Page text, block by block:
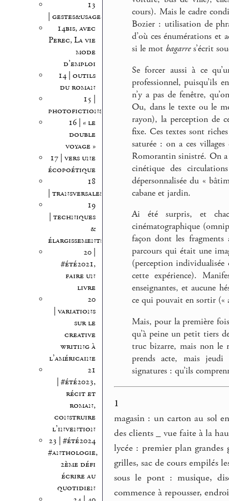
13
| gestes&usages
14bis, avec
Perec, La vie
mode
d’emploi
14 | outils
du roman
15 |
photofictions
16 | « le
double
voyage »
17 | vers une
écopoétique
18
| transversales
19
| techniques
&
élargissements
20 |
#été2021,
faire un
livre
20
| variations
sur le
creative
writing à
l’américaine
21
| #été2023,
récit et
roman,
construire
l’invention
23 | #été2024
#anthologie,
2ème défi
écrire au
quotidien
cours). Mais le cadre
Bozier : utilisation de
d’où ces énumérations et
si le mot bagarres’écrit
Se forcer aussi à ce
professionnel, puisqu’ils
n’y a pas de fenêtre,
Ou, dans le texte ou le
rayon), la perception de
fixe. Ces textes sont
saturée : on a ces
Romorantin sinistré. On
cinétique des
dépersonnalisée du «
cabane et jardin.
Ai été surpris, et
cinématographique
façon dont les fragments
parcours qui était une
(perception individualisée
cette expérience).
enseignantes, et aucune
ce qui pouvait en sortir («
Mais, pour la première
qu’à peine un petit tiers
truc bizarre, mais non le
prends acte, mais
signatures : qu’ils
1
magasin : un carton au sol
des clients _ vue faite à la
lycée : premier plan grandes
grilles, sac de cours empilés
sous le pont : musique,
commence à repousser,